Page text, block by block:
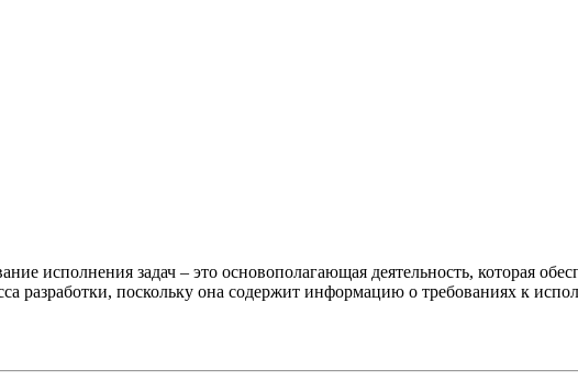
исполнения задач – это основополагающая деятельность, которая
разработки, поскольку она содержит информацию о требованиях к